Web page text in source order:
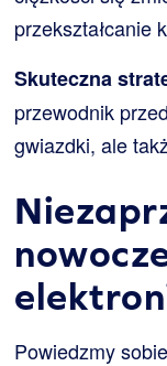
przekształcanie
Skuteczna
przewodnik
gwiazdki, ale
Powiedzmy